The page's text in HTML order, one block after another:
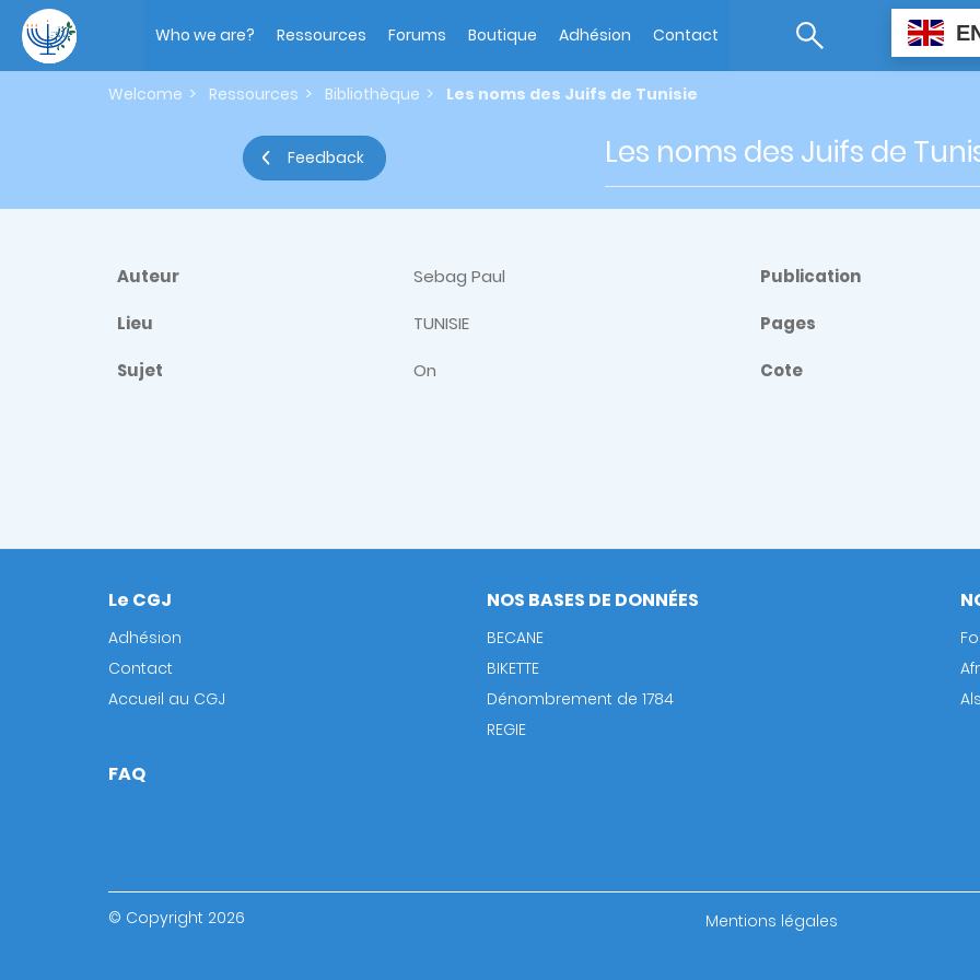
main
content
navigation
Who we are? Ressources Forums Boutique Adhésion Contact
Welcome Ressources Bibliothèque Les noms des Juifs de Tunisie
Feedback Les noms des Juifs de
Auteur Sebag Paul Publication
Lieu TUNISIE Pages
Sujet On Cote
Footer
Le CGJ
Adhésion
Contact
Accueil au CGJ
NOS BASES DE DONNÉES
BECANE
BIKETTE
Dénombrement de 1784
REGIE
FAQ
© Copyright 2026
bottom
Mentions légales